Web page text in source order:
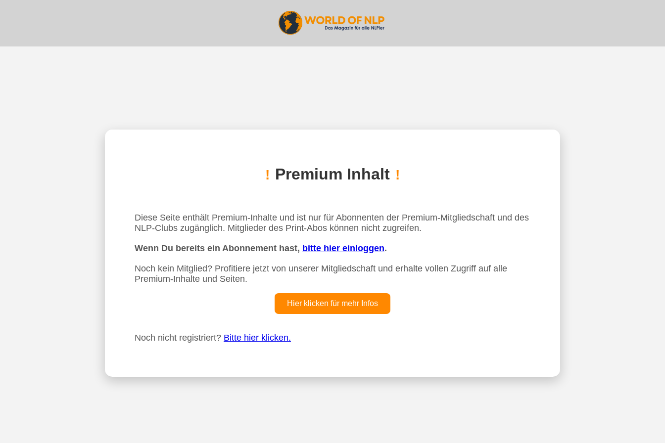
! Premium Inhalt !
Diese Seite enthält Premium-Inhalte und ist nur für Abonnenten der Premium-Mitgliedschaft und des
NLP-Clubs zugänglich. Mitglieder des Print-Abos können nicht zugreifen.
Wenn Du bereits ein Abonnement hast, bitte hier einloggen.
Noch kein Mitglied? Profitiere jetzt von unserer Mitgliedschaft und erhalte vollen Zugriff auf alle
Premium-Inhalte und Seiten.
Hier klicken für mehr Infos
Noch nicht registriert? Bitte hier klicken.